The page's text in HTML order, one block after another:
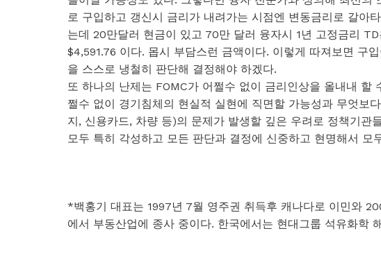
로 구입하고 갱신시 금리가 내려가는 시점엔 변동금리로 갈아
는데 20만달러 현금이 있고 70만 달러 융자시 1년 고정금리
$4,591.76 이다. 몹시 부담스런 금액이다. 이렇게 따져보면 구
을 스스로 냉철히 판단해 결정해야 하겠다.
또 하나의 난제는 FOMC가 어쩔수 없이 금리인상을 올내내 할
쩔수 없이 경기침체의 현실적 실현에 직면할 가능성과 무엇보
지, 신용카드, 차량 등)의 문제가 발생할 깊은 우려로 정책기관
모두 특히 각성하고 모든 판단과 결정에 신중하고 현명해서 모
*백홍기 대표는 1997년 7월 영주권 취득후 캐나다로 이민와
에서 부동산업에 종사 중이다. 한국에서는 현대그룹 석유화학